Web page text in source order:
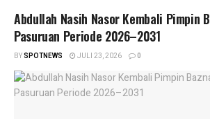
Abdullah Nasih Nasor Kembali Pimpin
Pasuruan Periode 2026–2031
BYSPOTNEWS JULI 23, 2026 0